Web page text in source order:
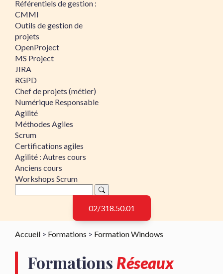
Référentiels de gestion :
CMMI
Outils de gestion de
projets
OpenProject
MS Project
JIRA
RGPD
Chef de projets (métier)
Numérique Responsable
Agilité
Méthodes Agiles
Scrum
Certifications agiles
Agilité : Autres cours
Anciens cours
Workshops Scrum
02/318.50.01
Accueil > Formations > Formation Windows
Formations Réseaux